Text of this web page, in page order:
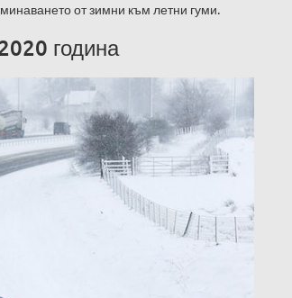
от зимни към летни гуми.
година